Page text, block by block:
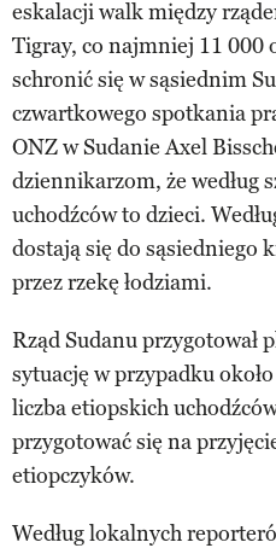
eskalacji walk między
Tigray, co najmniej 11 000
schronić się w sąsiednim
czwartkowego spotkania
ONZ w Sudanie Axel
dziennikarzom, że według
uchodźców to dzieci.
dostają się do sąsiedniego
przez rzekę łodziami.
Rząd Sudanu przygotował
sytuację w przypadku
liczba etiopskich
przygotować się na
etiopczyków.
Według lokalnych